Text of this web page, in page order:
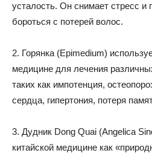
усталость. Он снимает стресс
бороться с потерей волос.
2. Горянка (Epimedium)
медицине для лечения
таких как импотенция,
сердца, гипертония, потеря
3. Дудник Dong Quai (Angelica
китайской медицине как